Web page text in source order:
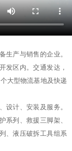
生产与销售的企业。
发区内。交通发达，
大型物流基地及快递
设计、安装及服务。
系列、救援三脚架、
、液压破拆工具组系